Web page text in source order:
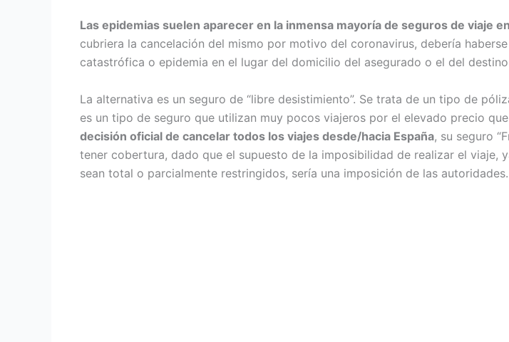
Las epidemias suelen aparecer en la inmensa mayoría de seguros de viaje
cubriera la cancelación del mismo por motivo del coronavirus, debería
catastrófica o epidemia en el lugar del domicilio del asegurado o el del
La alternativa es un seguro de “libre desistimiento”. Se trata de un tipo de
es un tipo de seguro que utilizan muy pocos viajeros por el elevado precio
decisión oficial de cancelar todos los viajes desde/hacia España, su seguro
tener cobertura, dado que el supuesto de la imposibilidad de realizar el viaje,
sean total o parcialmente restringidos, sería una imposición de las